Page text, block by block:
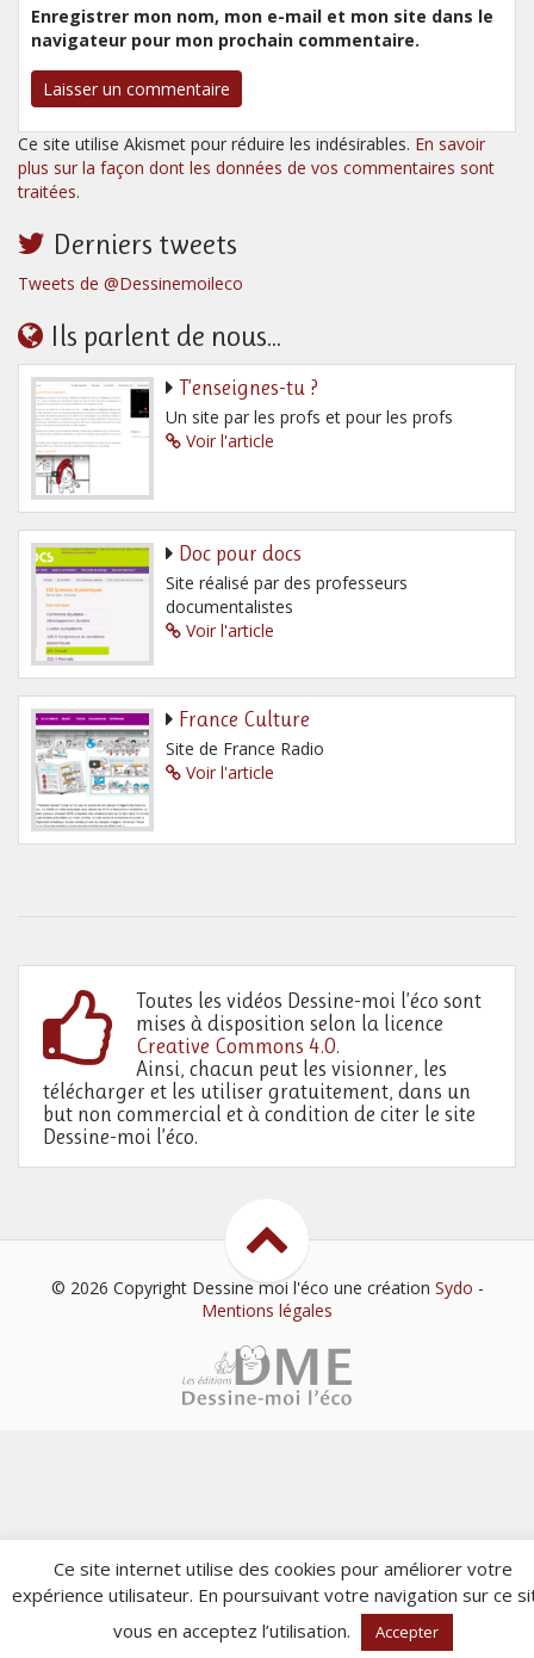
Enregistrer mon nom, mon e-mail et mon site dans le
navigateur pour mon prochain commentaire.
Ce site utilise Akismet pour réduire les indésirables. En savoir
plus sur la façon dont les données de vos commentaires sont
traitées.
Derniers tweets
Tweets de @Dessinemoileco
Ils parlent de nous...
T’enseignes-tu ?
Un site par les profs et pour les profs
Voir l'article
Doc pour docs
Site réalisé par des professeurs
documentalistes
Voir l'article
France Culture
Site de France Radio
Voir l'article
Toutes les vidéos Dessine-moi l’éco sont
mises à disposition selon la licence
Creative Commons 4.0.
Ainsi, chacun peut les visionner, les
télécharger et les utiliser gratuitement, dans un
but non commercial et à condition de citer le site
Dessine-moi l’éco.
© 2026 Copyright Dessine moi l'éco une création Sydo -
Mentions légales
Ce site internet utilise des cookies pour améliorer votre
expérience utilisateur. En poursuivant votre navigation sur ce
vous en acceptez l’utilisation.
Accepter